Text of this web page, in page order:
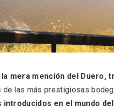
la mera mención del Duero,
de las más prestigiosas
en el mundo
Velay, una imagen
para el vermouth de